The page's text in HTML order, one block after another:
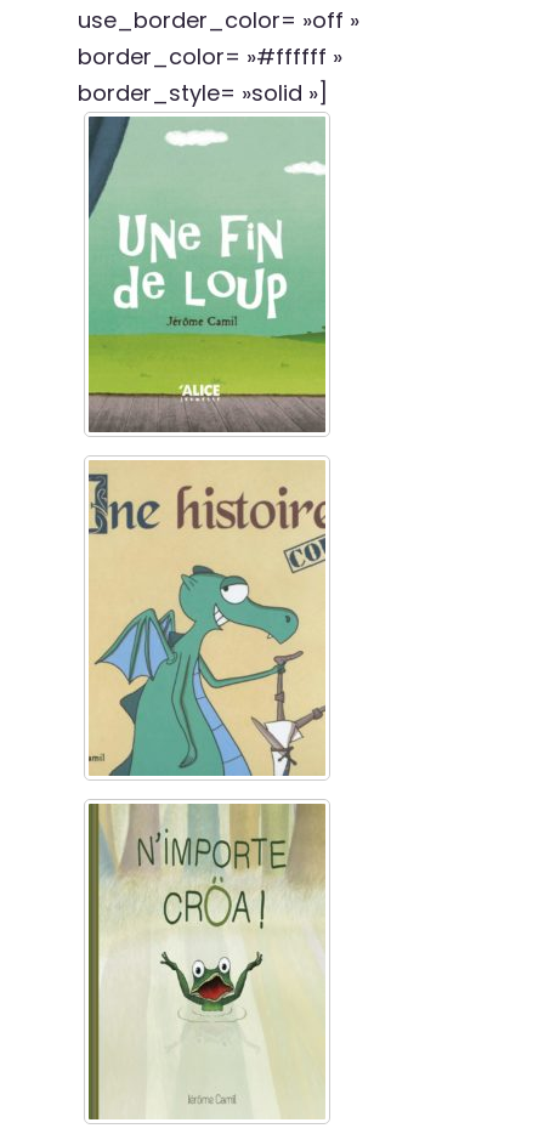
use_border_color= »off »
border_color= »#ffffff »
border_style= »solid »]